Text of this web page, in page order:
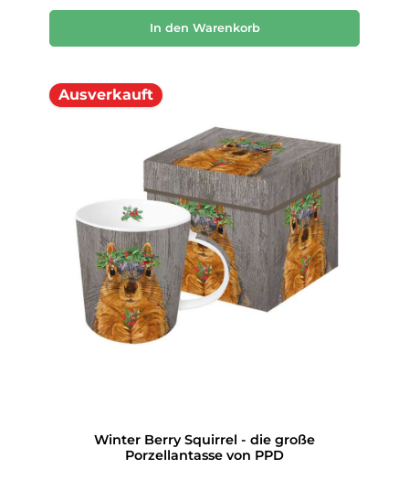
In den Warenkorb
Ausverkauft
Winter Berry Squirrel - die große
Porzellantasse von PPD